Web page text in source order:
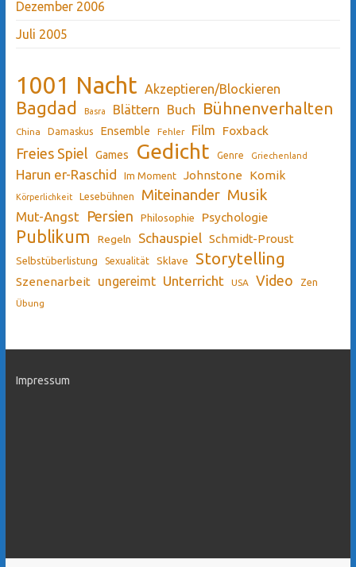
Dezember 2006
Juli 2005
1001 Nacht Akzeptieren/Blockieren
Bagdad Basra Blättern Buch Bühnenverhalten
China Damaskus Ensemble Fehler Film Foxback
Freies Spiel Games Gedicht Genre Griechenland
Harun er-Raschid Im Moment Johnstone Komik
Körperlichkeit Lesebühnen Miteinander Musik
Mut-Angst Persien Philosophie Psychologie
Publikum Regeln Schauspiel Schmidt-Proust
Selbstüberlistung Sexualität Sklave Storytelling
Szenenarbeit ungereimt Unterricht USA Video Zen
Übung
Impressum